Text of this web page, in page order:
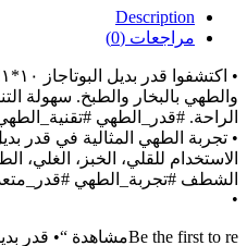
Description
مراجعات (0)
والطهي بالبخار والطبخ. سهولة
الراحة. #قدر_الطهي
الاستخدام للقلي، الخبز، الغلي،
الشطف #تجربة_الطهي
•
Be the first to reمشاهدة “• قدر بديل البوتاجاز 10 في 1”